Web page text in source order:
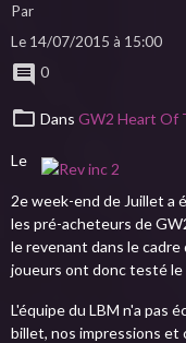
Par
Le 14/07/2015 à 15:00
0
Dans GW2 Heart Of
Le
2e week-end de Juillet a
les pré-acheteurs de
le revenant dans le cadre
joueurs ont donc testé le
L'équipe du LBM n'a pas
billet, nos impressions et